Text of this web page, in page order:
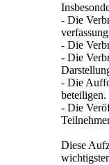
- Die
- Die
- Die
- Die
beteiligen.
- Die
Diese